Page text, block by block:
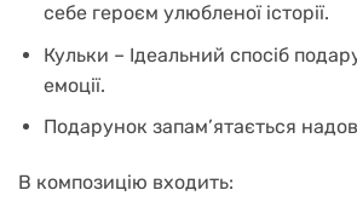
себе героєм улюбленої історії.
Кульки – Ідеальний спосіб
емоції.
Подарунок запам’ятається
В композицію входить: